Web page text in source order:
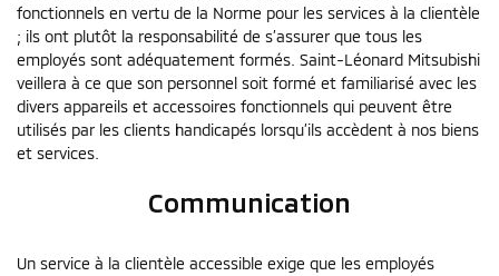
fonctionnels en vertu de la Norme pour les services à la clientèle
; ils ont plutôt la responsabilité de s’assurer que tous les
employés sont adéquatement formés. Saint-Léonard Mitsubishi
veillera à ce que son personnel soit formé et familiarisé avec les
divers appareils et accessoires fonctionnels qui peuvent être
utilisés par les clients handicapés lorsqu’ils accèdent à nos biens
et services.
Communication
Un service à la clientèle accessible exige que les employés